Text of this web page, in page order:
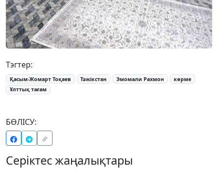
Тэгтер:
Қасым-Жомарт Тоқаев Тәжікстан Эмомали Рахмон
көрме
Ұлттық тағам
БӨЛІСУ:
Серіктес жаңалықтары